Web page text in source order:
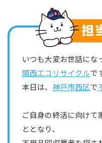
いつも大変お世話にな
関西エコリサイクルで
本日は、 神戸市西区で
ご自身の終活に向けて
ととなり、